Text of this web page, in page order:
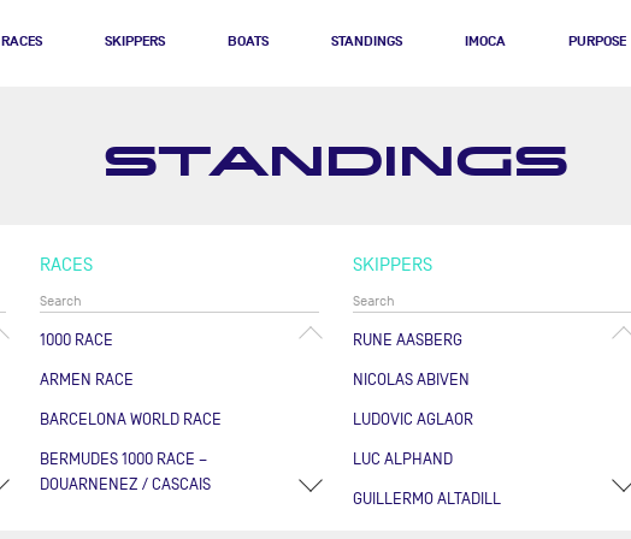
RACES SKIPPERS BOATS STANDINGS IMOCA PURPOSE
STANDINGS
RACES
1000 RACE
ARMEN RACE
BARCELONA WORLD RACE
BERMUDES 1000 RACE –
DOUARNENEZ / CASCAIS
SKIPPERS
RUNE AASBERG
NICOLAS ABIVEN
LUDOVIC AGLAOR
LUC ALPHAND
GUILLERMO ALTADILL